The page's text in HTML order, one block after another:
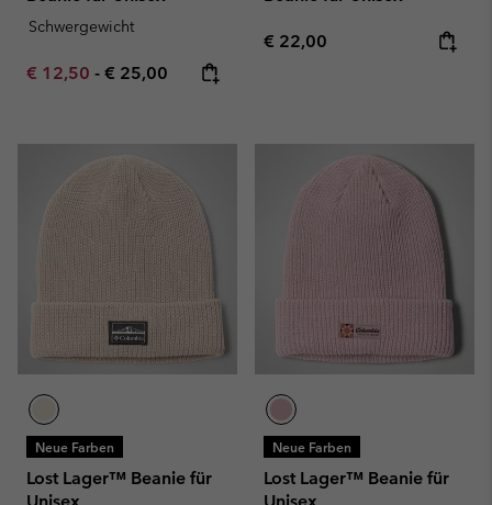
Schwergewicht
Minimum sale price:
€ 12,50 - Maximum price:
€ 25,00
Regular price:
€ 22,00
Neue Farben
Lost Lager™ Beanie für
Neue Farben
Lost Lager™ Beanie für